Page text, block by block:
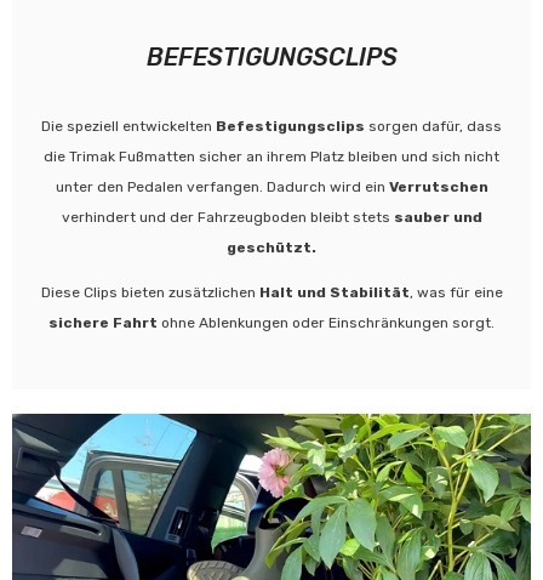
BEFESTIGUNGSCLIPS
Die speziell entwickelten Befestigungsclips sorgen dafür, dass
die Trimak Fußmatten sicher an ihrem Platz bleiben und sich nicht
unter den Pedalen verfangen. Dadurch wird ein Verrutschen
verhindert und der Fahrzeugboden bleibt stets sauber und
geschützt.
Diese Clips bieten zusätzlichen Halt und Stabilität, was für eine
sichere Fahrt ohne Ablenkungen oder Einschränkungen sorgt.